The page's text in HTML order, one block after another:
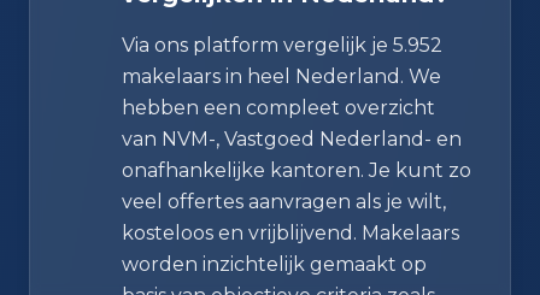
Via ons platform vergelijk je 5.952
makelaars in heel Nederland. We
hebben een compleet overzicht
van NVM-, Vastgoed Nederland- en
onafhankelijke kantoren. Je kunt zo
veel offertes aanvragen als je wilt,
kosteloos en vrijblijvend. Makelaars
worden inzichtelijk gemaakt op